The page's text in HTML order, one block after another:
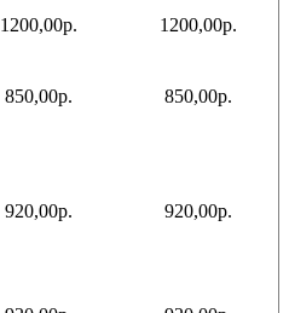
1200,00р. 1200,00р.
850,00р. 850,00р.
920,00р. 920,00р.